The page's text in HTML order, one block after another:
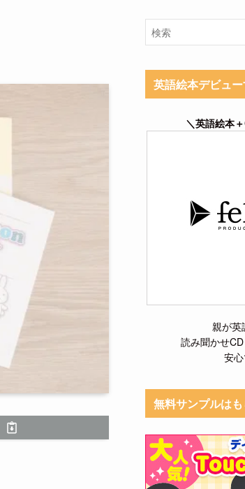
英語絵本デビュ
＼英語絵本
親が英
読み聞かせ
安
無料サンプルは